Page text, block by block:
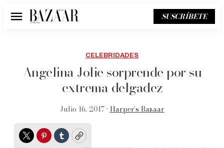
Menú SUSCRÍBETE
CELEBRIDADES
Angelina Jolie sorprende por su
extrema delgadez
Julio 16, 2017 • Harper’s Bazaar
TwitterPinterest
TumblrCopy